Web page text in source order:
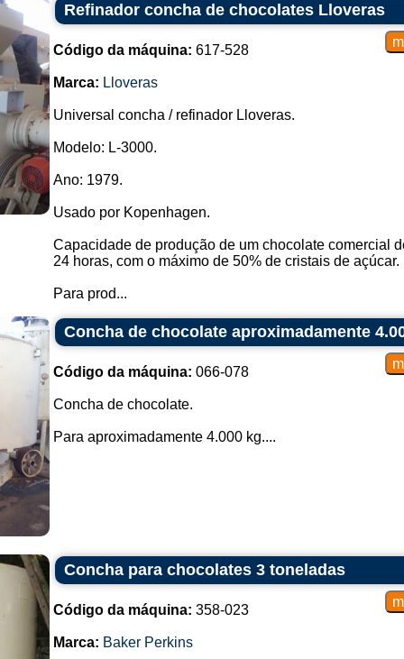
Refinador concha de chocolates Lloveras
Código da máquina: 617-528
Marca: Lloveras
Universal concha / refinador Lloveras.
Modelo: L-3000.
Ano: 1979.
Usado por Kopenhagen.
Capacidade de produção de um chocolate comercial
24 horas, com o máximo de 50% de cristais de açúcar.
Para prod...
Concha de chocolate aproximadamente
Código da máquina: 066-078
Concha de chocolate.
Para aproximadamente 4.000 kg....
Concha para chocolates 3 toneladas
Código da máquina: 358-023
Marca: Baker Perkins